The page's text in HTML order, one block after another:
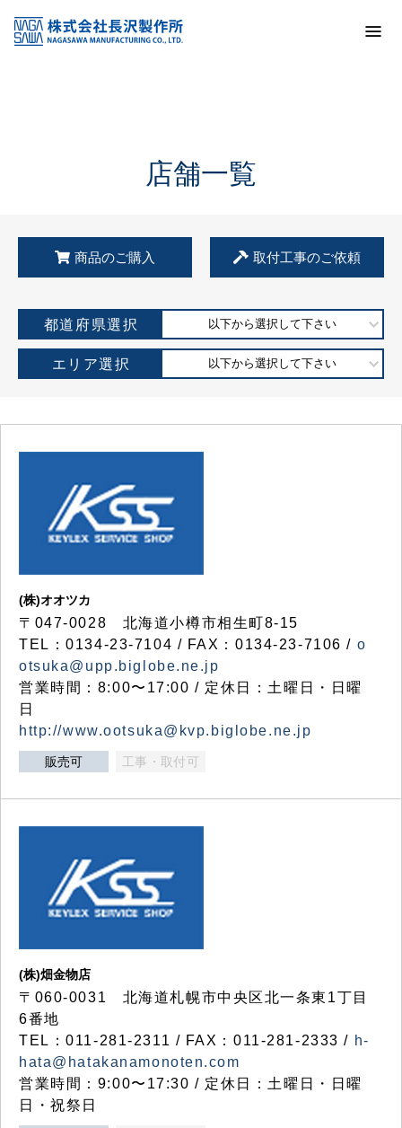
KSS加盟店・取扱店情報
店舗一覧
店舗一覧
商品のご購入 取付工事のご依頼
都道府県選択 以下から選択して下さい
エリア選択 以下から選択して下さい
(株)オオツカ
〒047-0028 北海道小樽市相生町8-15
TEL：0134-23-7104 / FAX：0134-23-7106 / o
otsuka@upp.biglobe.ne.jp
営業時間：8:00〜17:00 / 定休日：土曜日・日曜
日
http://www.ootsuka@kvp.biglobe.ne.jp
販売可 工事・取付可
(株)畑金物店
〒060-0031 北海道札幌市中央区北一条東1丁目
6番地
TEL：011-281-2311 / FAX：011-281-2333 / h-
hata@hatakanamonoten.com
営業時間：9:00〜17:30 / 定休日：土曜日・日曜
日・祝祭日